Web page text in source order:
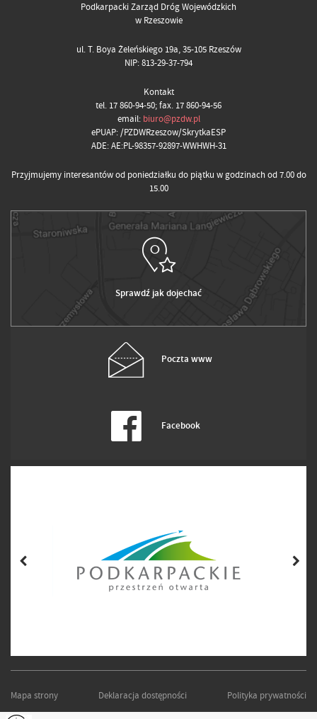
Podkarpacki Zarząd Dróg Wojewódzkich
w Rzeszowie
ul. T. Boya Żeleńskiego 19a, 35-105 Rzeszów
NIP: 813-29-37-794
Kontakt
tel. 17 860-94-50; fax. 17 860-94-56
email: biuro@pzdw.pl
ePUAP: /PZDWRzeszow/SkrytkaESP
ADE: AE:PL-98357-92897-WWHWH-31
Przyjmujemy interesantów od poniedziałku do piątku w godzinach od 7.00 do
15.00
Sprawdź jak dojechać
Poczta www
Facebook
Mapa strony Deklaracja dostępności Polityka prywatności